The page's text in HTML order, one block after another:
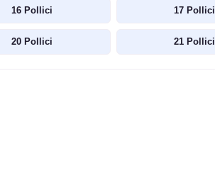
16 Pollici 17 Pollici
20 Pollici 21 Pollici